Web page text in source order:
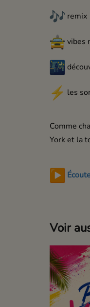
remix
vibes
les
Comme
York et la
Voir